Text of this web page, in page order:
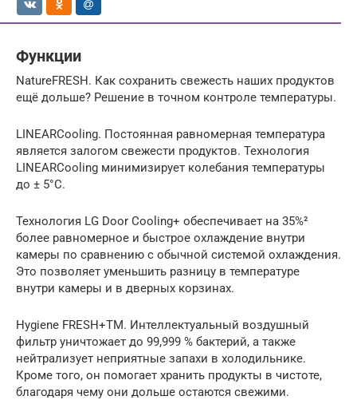
Функции
NatureFRESH. Как сохранить свежесть наших продуктов
ещё дольше? Решение в точном контроле температуры.
LINEARCooling. Постоянная равномерная температура
является залогом свежести продуктов. Технология
LINEARCooling минимизирует колебания температуры
до ± 5°С.
Технология LG Door Cooling+ обеспечивает на 35%²
более равномерное и быстрое охлаждение внутри
камеры по сравнению с обычной системой охлаждения.
Это позволяет уменьшить разницу в температуре
внутри камеры и в дверных корзинах.
Hygiene FRESH+TM. Интеллектуальный воздушный
фильтр уничтожает до 99,999 % бактерий, а также
нейтрализует неприятные запахи в холодильнике.
Кроме того, он помогает хранить продукты в чистоте,
благодаря чему они дольше остаются свежими.